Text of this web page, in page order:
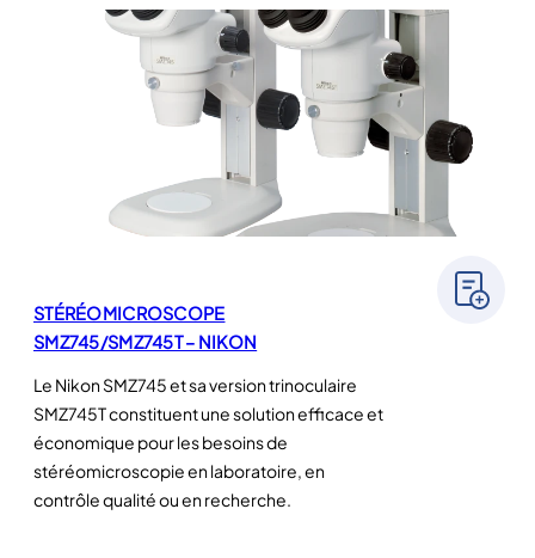
STÉRÉOMICROSCOPE
SMZ745/SMZ745T – NIKON
Le Nikon SMZ745 et sa version trinoculaire
SMZ745T constituent une solution efficace et
économique pour les besoins de
stéréomicroscopie en laboratoire, en
contrôle qualité ou en recherche.